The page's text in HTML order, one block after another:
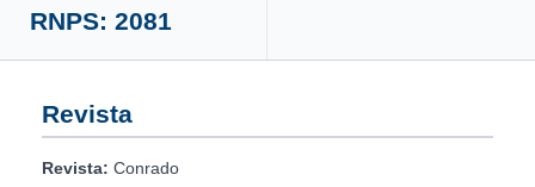
RNPS: 2081
Revista
Revista: Conrado